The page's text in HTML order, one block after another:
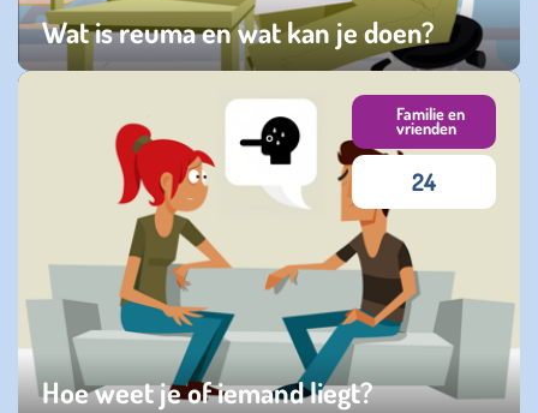
Wat is reuma en wat kan je doen?
vrijdag 27 maart 2026
Hoe weet je of iemand liegt?
Familie en
vrienden
24